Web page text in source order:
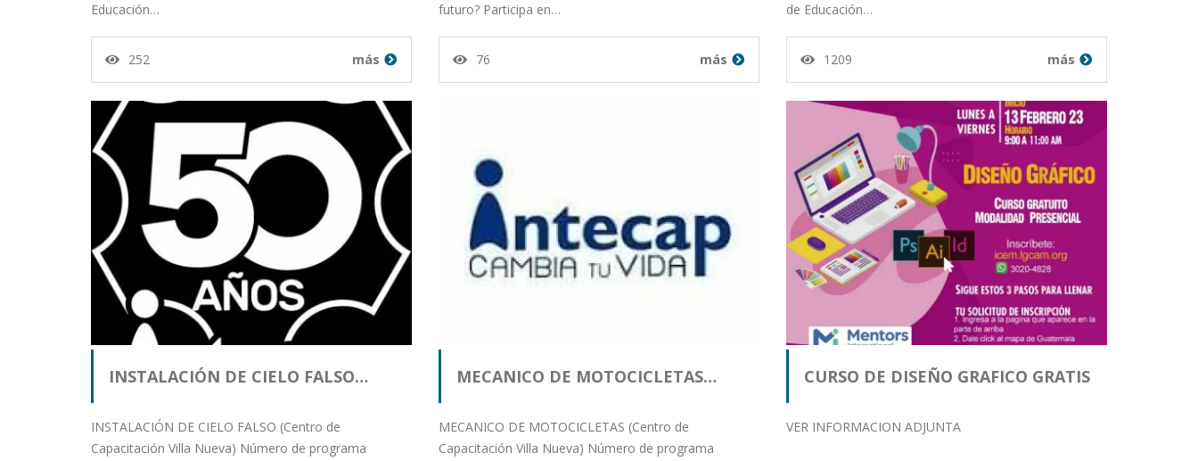
Educación…
252 más
futuro? Participa en…
76 más
de Educación…
1209 más
INSTALACIÓN DE CIELO FALSO…
INSTALACIÓN DE CIELO FALSO (Centro de
Capacitación Villa Nueva) Número de programa
MECANICO DE MOTOCICLETAS…
MECANICO DE MOTOCICLETAS (Centro de
Capacitación Villa Nueva) Número de programa
CURSO DE DISEÑO GRAFICO GRATIS
VER INFORMACION ADJUNTA